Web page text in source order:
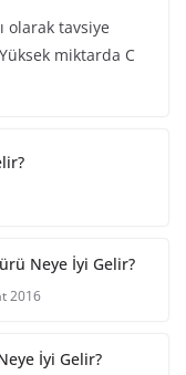
olarak tavsiye
miktarda C
Neye İyi Gelir?
2016
İyi Gelir?